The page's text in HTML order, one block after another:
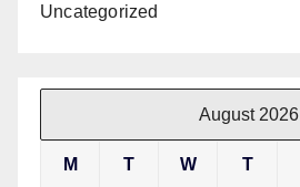
Uncategorized
August 2026
M T W T